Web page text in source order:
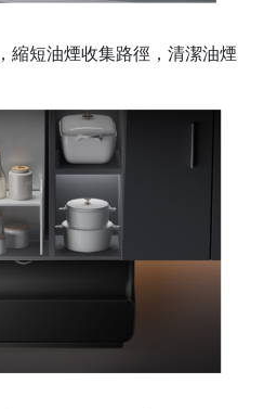
縮短油煙收集路徑，清潔油煙